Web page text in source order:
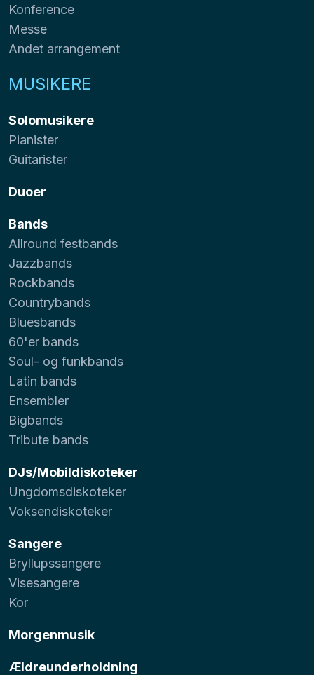
Konference
Messe
Andet arrangement
MUSIKERE
Solomusikere
Pianister
Guitarister
Duoer
Bands
Allround festbands
Jazzbands
Rockbands
Countrybands
Bluesbands
60'er bands
Soul- og funkbands
Latin bands
Ensembler
Bigbands
Tribute bands
DJs/Mobildiskoteker
Ungdomsdiskoteker
Voksendiskoteker
Sangere
Bryllupssangere
Visesangere
Kor
Morgenmusik
Ældreunderholdning